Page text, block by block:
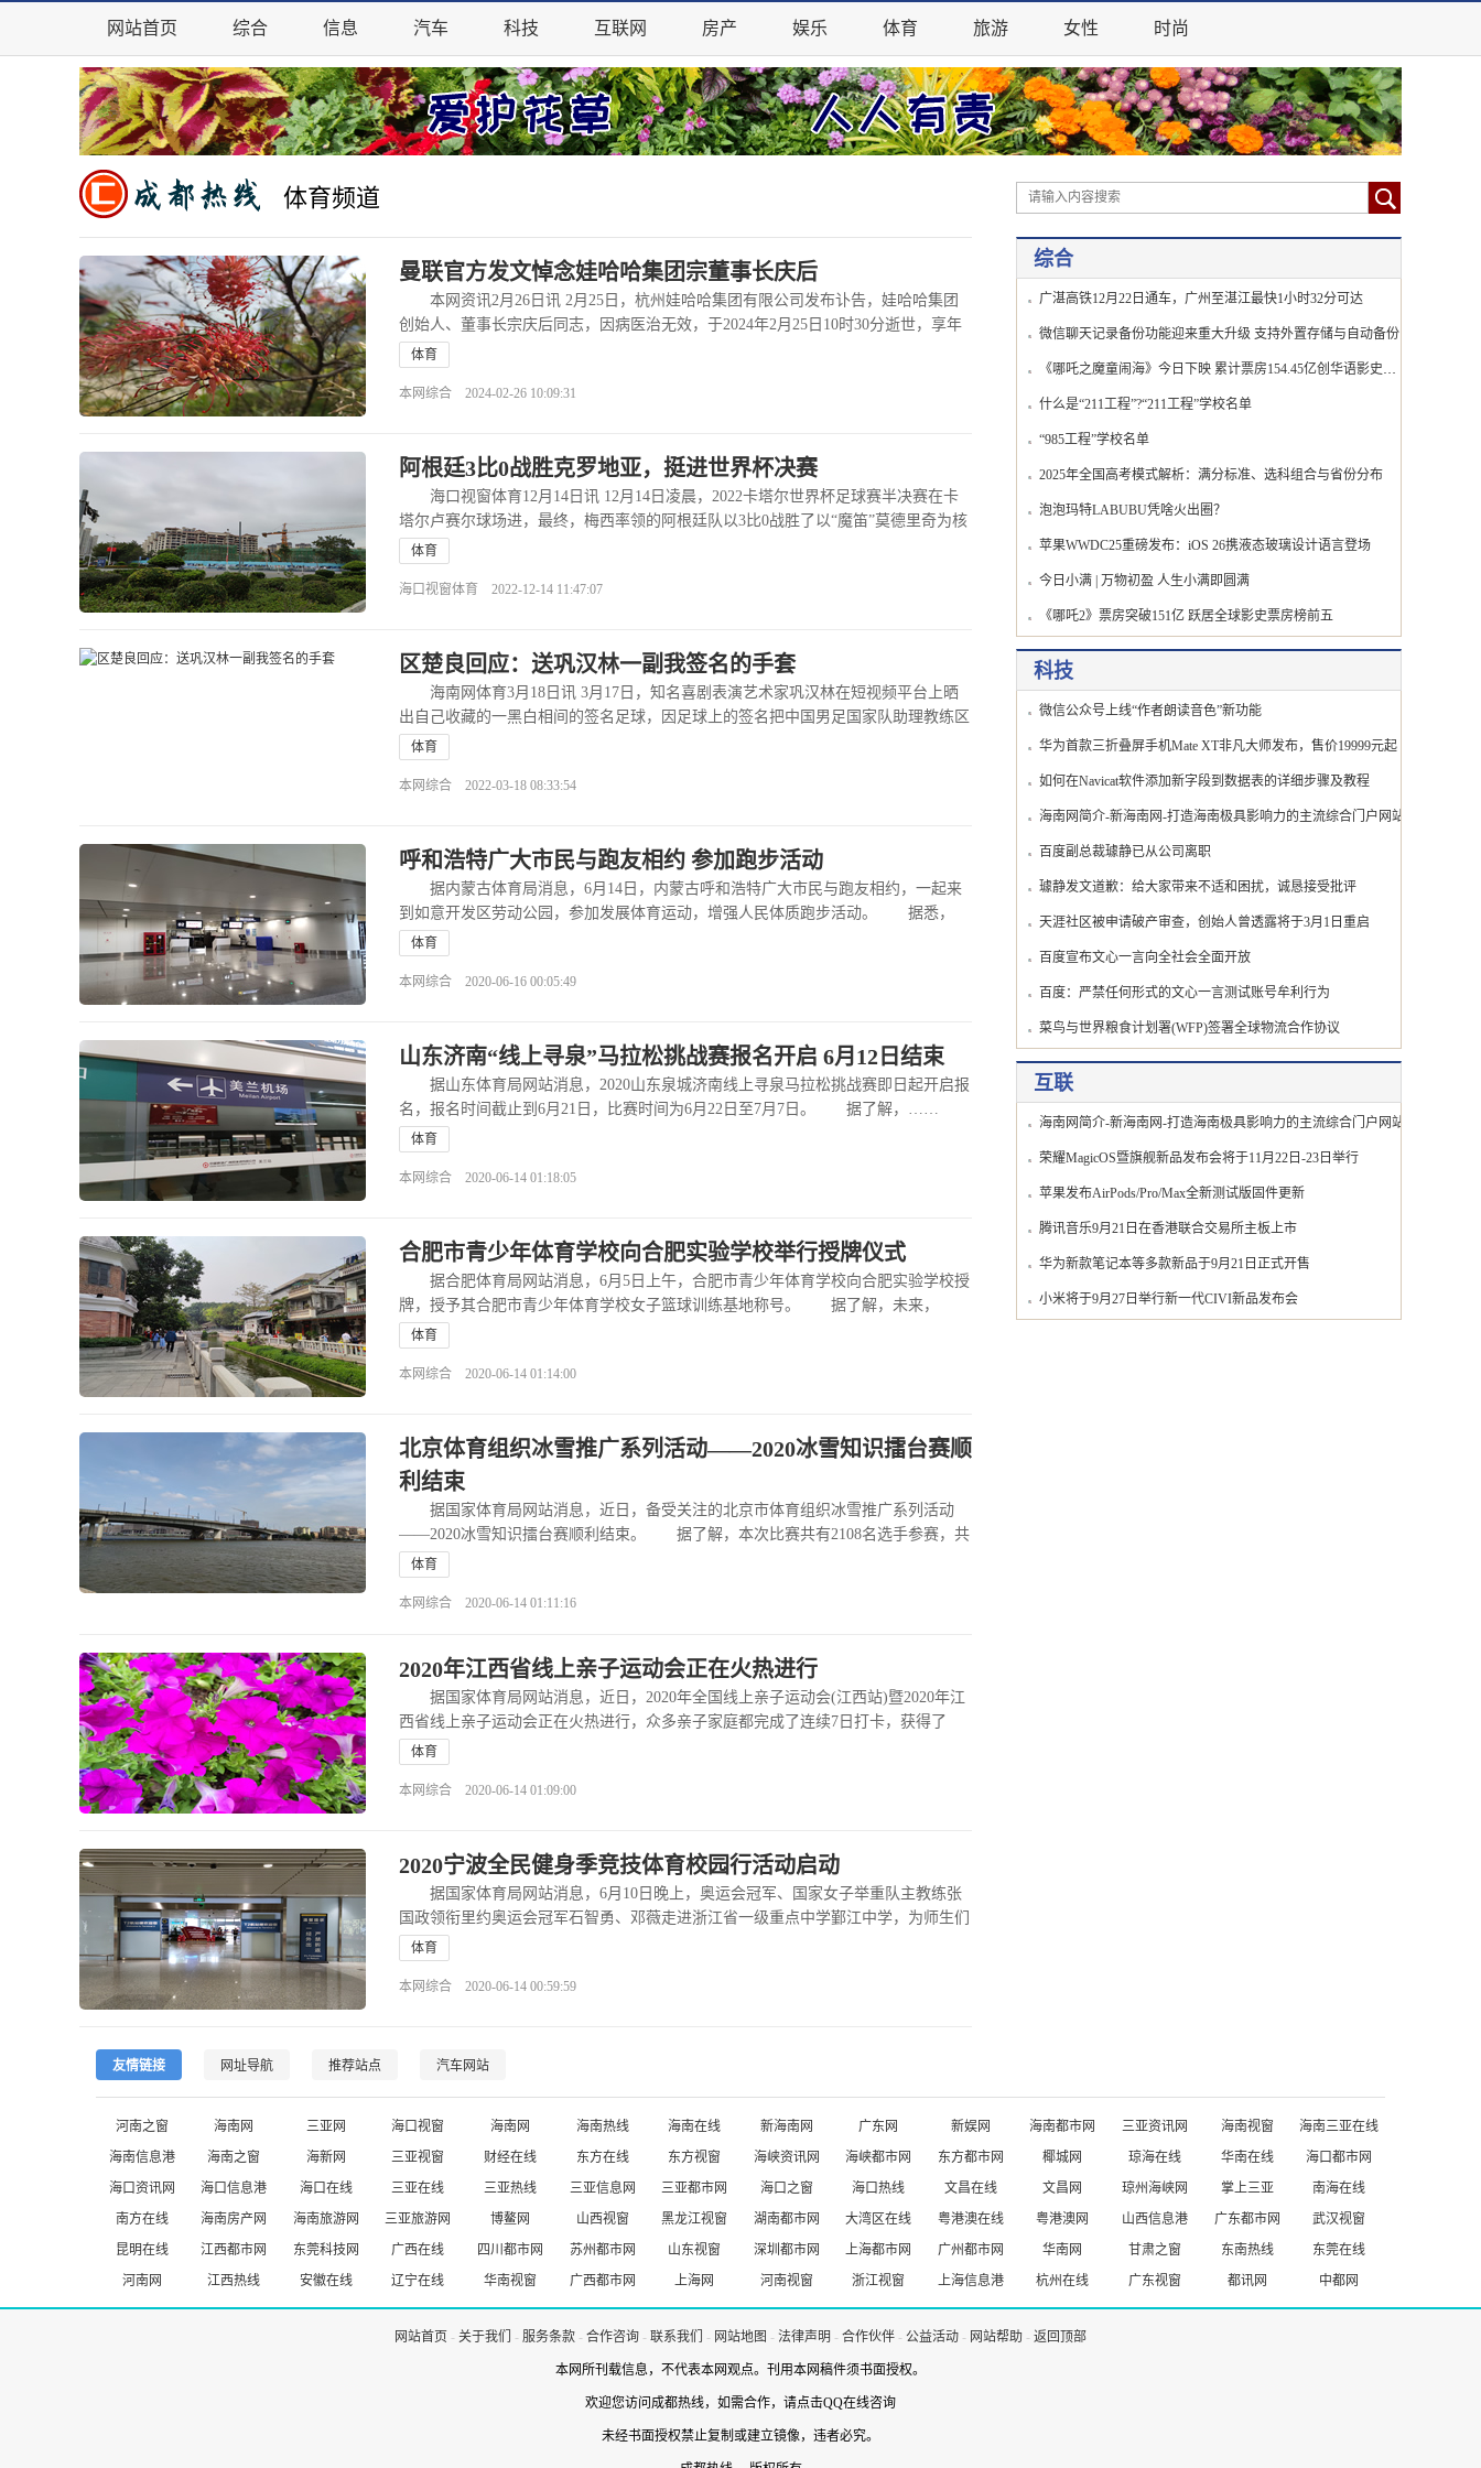
网站首页 综合 信息 汽车 科技 互联网 房产 娱乐 体育 旅游 女性 时尚
体育频道
曼联官方发文悼念娃哈哈集团宗董事长庆后
本网资讯2月26日讯 2月25日，杭州娃哈哈集团有限公司发布讣告，娃哈哈集团
创始人、董事长宗庆后同志，因病医治无效，于2024年2月25日10时30分逝世，享年
79岁。 讣告称，杭州娃哈……
体育
本网综合 2024-02-26 10:09:31
阿根廷3比0战胜克罗地亚，挺进世界杯决赛
海口视窗体育12月14日讯 12月14日凌晨，2022卡塔尔世界杯足球赛半决赛在卡
塔尔卢赛尔球场进，最终，梅西率领的阿根廷队以3比0战胜了以“魔笛”莫德里奇为核
心的克……
体育
海口视窗体育 2022-12-14 11:47:07
区楚良回应：送巩汉林一副我签名的手套
海南网体育3月18日讯 3月17日，知名喜剧表演艺术家巩汉林在短视频平台上晒
出自己收藏的一黑白相间的签名足球，因足球上的签名把中国男足国家队助理教练区
楚良签为……
体育
本网综合 2022-03-18 08:33:54
呼和浩特广大市民与跑友相约 参加跑步活动
据内蒙古体育局消息，6月14日，内蒙古呼和浩特广大市民与跑友相约，一起来
到如意开发区劳动公园，参加发展体育运动，增强人民体质跑步活动。 据悉，
本……
体育
本网综合 2020-06-16 00:05:49
山东济南“线上寻泉”马拉松挑战赛报名开启 6月12日结束
据山东体育局网站消息，2020山东泉城济南线上寻泉马拉松挑战赛即日起开启报
名，报名时间截止到6月21日，比赛时间为6月22日至7月7日。 据了解，……
查看全文
体育
本网综合 2020-06-14 01:18:05
合肥市青少年体育学校向合肥实验学校举行授牌仪式
据合肥体育局网站消息，6月5日上午，合肥市青少年体育学校向合肥实验学校授
牌，授予其合肥市青少年体育学校女子篮球训练基地称号。 据了解，未来，
合……
体育
本网综合 2020-06-14 01:14:00
北京体育组织冰雪推广系列活动——2020冰雪知识擂台赛顺
利结束
据国家体育局网站消息，近日，备受关注的北京市体育组织冰雪推广系列活动
——2020冰雪知识擂台赛顺利结束。 据了解，本次比赛共有2108名选手参赛，共
进行……
体育
本网综合 2020-06-14 01:11:16
2020年江西省线上亲子运动会正在火热进行
据国家体育局网站消息，近日，2020年全国线上亲子运动会(江西站)暨2020年江
西省线上亲子运动会正在火热进行，众多亲子家庭都完成了连续7日打卡，获得了
&……
体育
本网综合 2020-06-14 01:09:00
2020宁波全民健身季竞技体育校园行活动启动
据国家体育局网站消息，6月10日晚上，奥运会冠军、国家女子举重队主教练张
国政领衔里约奥运会冠军石智勇、邓薇走进浙江省一级重点中学鄞江中学，为师生们
上了一堂别开生……
体育
本网综合 2020-06-14 00:59:59
综合
广湛高铁12月22日通车，广州至湛江最快1小时32分可达
微信聊天记录备份功能迎来重大升级 支持外置存储与自动备份
《哪吒之魔童闹海》今日下映 累计票房154.45亿创华语影史新纪录
什么是“211工程”?“211工程”学校名单
“985工程”学校名单
2025年全国高考模式解析：满分标准、选科组合与省份分布
泡泡玛特LABUBU凭啥火出圈？
苹果WWDC25重磅发布：iOS 26携液态玻璃设计语言登场
今日小满 | 万物初盈 人生小满即圆满
《哪吒2》票房突破151亿 跃居全球影史票房榜前五
科技
微信公众号上线“作者朗读音色”新功能
华为首款三折叠屏手机Mate XT非凡大师发布，售价19999元起
如何在Navicat软件添加新字段到数据表的详细步骤及教程
海南网简介-新海南网-打造海南极具影响力的主流综合门户网站
百度副总裁璩静已从公司离职
璩静发文道歉：给大家带来不适和困扰，诚恳接受批评
天涯社区被申请破产审查，创始人曾透露将于3月1日重启
百度宣布文心一言向全社会全面开放
百度：严禁任何形式的文心一言测试账号牟利行为
菜鸟与世界粮食计划署(WFP)签署全球物流合作协议
互联
网
海南网简介-新海南网-打造海南极具影响力的主流综合门户网站
荣耀MagicOS暨旗舰新品发布会将于11月22日-23日举行
苹果发布AirPods/Pro/Max全新测试版固件更新
腾讯音乐9月21日在香港联合交易所主板上市
华为新款笔记本等多款新品于9月21日正式开售
小米将于9月27日举行新一代CIVI新品发布会
友情链接 网址导航 推荐站点 汽车网站
河南之窗 海南网 三亚网 海口视窗 海南网 海南热线 海南在线 新海南网 广东网 新娱网 海南都市网 三亚资讯网 海南视窗
海南三亚在线
海南信息港
海南之窗 海新网 三亚视窗 财经在线 东方在线 东方视窗 海峡资讯网 海峡都市网 东方都市网 椰城网 琼海在线 华南在线
海口都市网
海口资讯网
海口信息港 海口在线 三亚在线 三亚热线 三亚信息网 三亚都市网 海口之窗 海口热线 文昌在线 文昌网 琼州海峡网 掌上三亚
南海在线
南方在线
海南房产网 海南旅游网 三亚旅游网 博鳌网 山西视窗 黑龙江视窗 湖南都市网 大湾区在线 粤港澳在线 粤港澳网 山西信息港 广东都市网
武汉视窗
昆明在线
江西都市网 东莞科技网 广西在线 四川都市网 苏州都市网 山东视窗 深圳都市网 上海都市网 广州都市网 华南网 甘肃之窗 东南热线
东莞在线
河南网
江西热线 安徽在线 辽宁在线 华南视窗 广西都市网 上海网 河南视窗 浙江视窗 上海信息港 杭州在线 广东视窗 都讯网 中都网
网站首页 - 关于我们 - 服务条款 - 合作咨询 - 联系我们 - 网站地图 - 法律声明 - 合作伙伴 - 公益活动 - 网站帮助 - 返回顶部
本网所刊载信息，不代表本网观点。刊用本网稿件须书面授权。
欢迎您访问成都热线，如需合作， 请点击QQ在线咨询
未经书面授权禁止复制或建立镜像，违者必究。